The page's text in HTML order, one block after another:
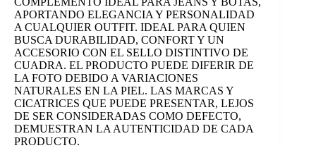
APORTANDO ELEGANCIA Y PERSONALIDAD
A CUALQUIER OUTFIT. IDEAL PARA QUIEN
BUSCA DURABILIDAD, CONFORT Y UN
ACCESORIO CON EL SELLO DISTINTIVO DE
CUADRA. EL PRODUCTO PUEDE DIFERIR DE
LA FOTO DEBIDO A VARIACIONES
NATURALES EN LA PIEL. LAS MARCAS Y
CICATRICES QUE PUEDE PRESENTAR, LEJOS
DE SER CONSIDERADAS COMO DEFECTO,
DEMUESTRAN LA AUTENTICIDAD DE CADA
PRODUCTO.